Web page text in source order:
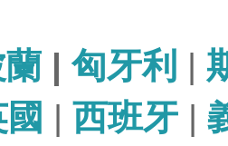
| 匈牙利 |
| 西班牙 |